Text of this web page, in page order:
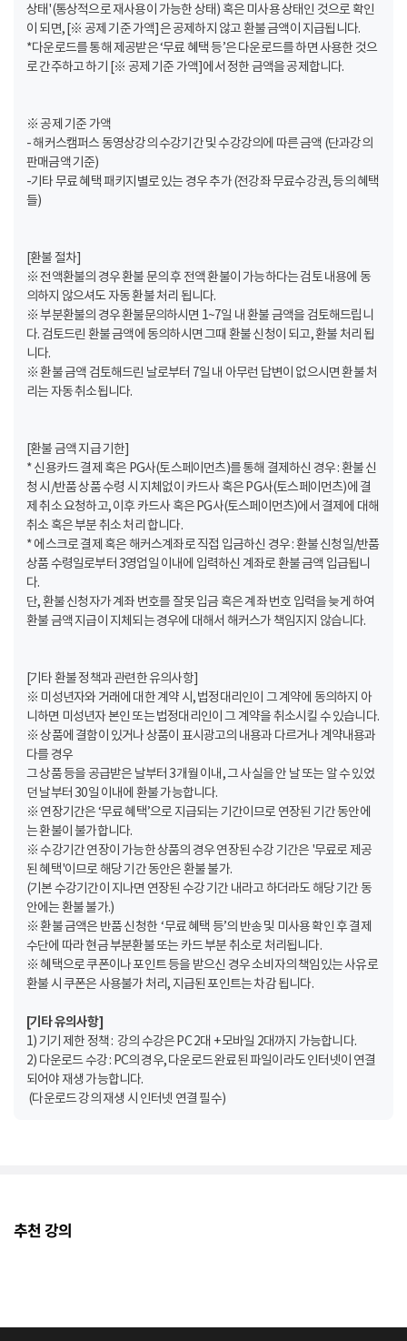
상태'(통상적으로 재사용이 가능한 상태) 혹은 미사용 상태인 것으로 확인
이 되면, [※ 공제 기준 가액]은 공제하지 않고 환불 금액이 지급됩니다.
*다운로드를 통해 제공받은 ‘무료 혜택 등’은 다운로드를 하면 사용한 것으
로 간주하고 하기 [※ 공제 기준 가액]에서 정한 금액을 공제합니다.
※ 공제 기준 가액
- 해커스캠퍼스 동영상강의 수강기간 및 수강강의에 따른 금액 (단과강의
판매금액 기준)
-기타 무료 혜택 패키지별로 있는 경우 추가 (전강좌 무료수강권, 등의 혜택
들)
[환불 절차]
※ 전액환불의 경우 환불 문의 후 전액 환불이 가능하다는 검토 내용에 동
의하지 않으셔도 자동 환불 처리 됩니다.
※ 부분환불의 경우 환불문의하시면 1~7일 내 환불 금액을 검토해드립니
다. 검토드린 환불 금액에 동의하시면 그때 환불 신청이 되고, 환불 처리 됩
니다.
※ 환불 금액 검토해드린 날로부터 7일 내 아무런 답변이 없으시면 환불 처
리는 자동 취소됩니다.
[환불 금액 지급 기한]
* 신용카드 결제 혹은 PG사(토스페이먼츠)를 통해 결제하신 경우 : 환불 신
청 시/반품 상품 수령 시 지체없이 카드사 혹은 PG사(토스페이먼츠)에 결
제 취소 요청하고, 이후 카드사 혹은 PG사(토스페이먼츠)에서 결제에 대해
취소 혹은 부분 취소 처리 합니다.
* 에스크로 결제 혹은 해커스계좌로 직접 입금하신 경우 : 환불 신청일/반품
상품 수령일로부터 3영업일 이내에 입력하신 계좌로 환불 금액 입급됩니
다.
단, 환불 신청자가 계좌 번호를 잘못 입금 혹은 계좌 번호 입력을 늦게 하여
환불 금액 지급이 지체되는 경우에 대해서 해커스가 책임지지 않습니다.
[기타 환불 정책과 관련한 유의사항]
※ 미성년자와 거래에 대한 계약 시, 법정대리인이 그 계약에 동의하지 아
니하면 미성년자 본인 또는 법정대리인이 그 계약을 취소시킬 수 있습니다.
※ 상품에 결함이 있거나 상품이 표시광고의 내용과 다르거나 계약내용과
다를 경우
그 상품 등을 공급받은 날부터 3개월 이내, 그 사실을 안 날 또는 알 수 있었
던 날부터 30일 이내에 환불 가능합니다.
※ 연장기간은 ‘무료 혜택’으로 지급되는 기간이므로 연장된 기간 동안에
는 환불이 불가합니다.
※ 수강기간 연장이 가능한 상품의 경우 연장된 수강 기간은 '무료로 제공
된 혜택'이므로 해당 기간 동안은 환불 불가.
(기본 수강기간이 지나면 연장된 수강 기간 내라고 하더라도 해당 기간 동
안에는 환불 불가.)
※ 환불 금액은 반품 신청한 ‘무료 혜택 등’의 반송 및 미사용 확인 후 결제
수단에 따라 현금 부분환불 또는 카드 부분 취소로 처리됩니다.
※ 혜택으로 쿠폰이나 포인트 등을 받으신 경우 소비자의 책임있는 사유로
환불 시 쿠폰은 사용불가 처리, 지급된 포인트는 차감 됩니다.
[기타 유의사항]
1) 기기 제한 정책 : 강의 수강은 PC 2대 + 모바일 2대까지 가능합니다.
2) 다운로드 수강 : PC의 경우, 다운로드 완료된 파일이라도 인터넷이 연결
되어야 재생 가능합니다.
(다운로드 강의 재생 시 인터넷 연결 필수)
추천 강의